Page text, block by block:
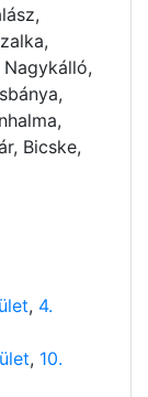
Bicske,
, 4.
, 10.